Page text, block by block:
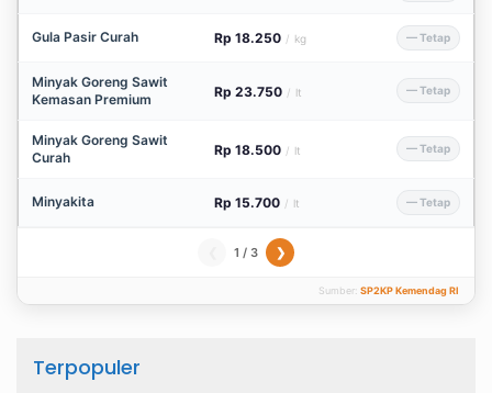
Gula Pasir Curah Rp 18.250 / kg — Tetap
Minyak Goreng Sawit
Kemasan Premium
Rp 23.750 / lt — Tetap
Minyak Goreng Sawit
Curah
Rp 18.500 / lt — Tetap
Minyakita Rp 15.700 / lt — Tetap
1 / 3 ❯
Sumber: SP2KP Kemendag RI
Terpopuler